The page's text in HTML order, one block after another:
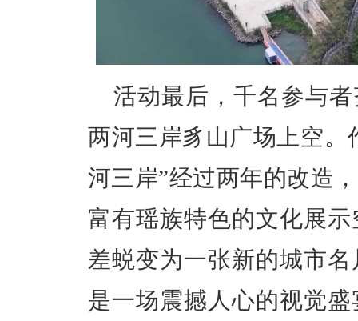
活动最后，千名参与
两河三岸豸山广场上空。
河三岸”经过两年的改造
富有瑶族特色的文化展
差蜕变为一张新的城市
是一场震撼人心的视觉